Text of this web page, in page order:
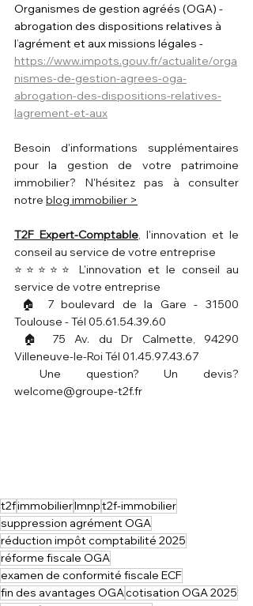
Organismes de gestion agréés (OGA) -
abrogation des dispositions relatives à
l’agrément et aux missions légales -
https://www.impots.gouv.fr/actualite/orga
nismes-de-gestion-agrees-oga-
abrogation-des-dispositions-relatives-
lagrement-et-aux
Besoin d'informations supplémentaires
pour la gestion de votre patrimoine
immobilier? N'hésitez pas à consulter
notre blog immobilier >
T2F Expert-Comptable, l'innovation et le
conseil au service de votre entreprise
⭐⭐⭐⭐⭐ L'innovation et le conseil au
service de votre entreprise
🏠 7 boulevard de la Gare - 31500
Toulouse - Tél 05.61.54.39.60
🏠 75 Av. du Dr Calmette, 94290
Villeneuve-le-Roi Tél 01.45.97.43.67
welcome@groupe-t2f.fr
t2fimmobilierlmnpt2f-immobilier
suppression agrément OGA
réduction impôt comptabilité 2025
réforme fiscale OGA
examen de conformité fiscale ECF
fin des avantages OGAcotisation OGA 2025